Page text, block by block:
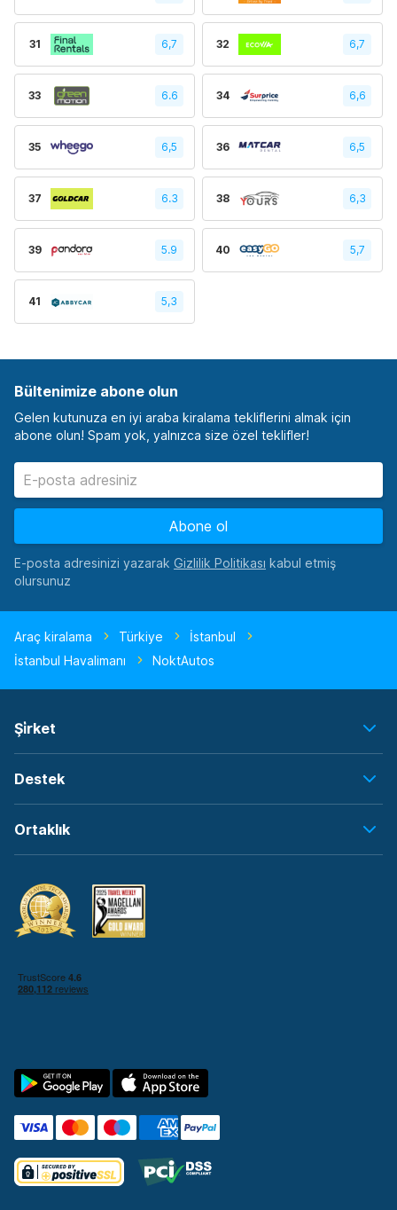
31 6,7 32 6,7
33 6.6 34 6,6
35 6,5 36 6,5
37 6.3 38 6,3
39 5.9 40 5,7
41 5,3
Bültenimize abone olun
Gelen kutunuza en iyi araba kiralama tekliflerini almak için
abone olun! Spam yok, yalnızca size özel teklifler!
Abone ol
E-posta adresinizi yazarak
kabul etmiş
olursunuz
Araç kiralama Türkiye
İstanbul
İstanbul Havalimanı
NoktAutos
Şi̇rket
Destek
Ortaklık